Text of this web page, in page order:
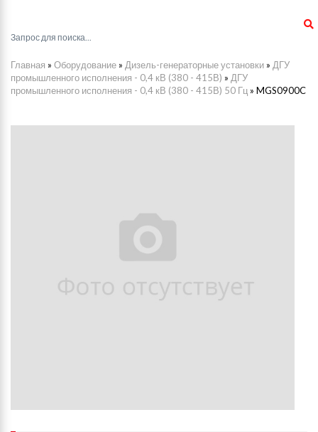
Главная » Оборудование » Дизель-генераторные установки » ДГУ
промышленного исполнения - 0,4 кВ (380 - 415В) » ДГУ
промышленного исполнения - 0,4 кВ (380 - 415В) 50 Гц » MGS0900C